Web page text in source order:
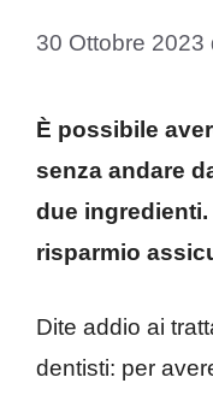
30 Ottobre 2023
È possibile
senza andare
due
risparmio
Dite addio ai
dentisti: per